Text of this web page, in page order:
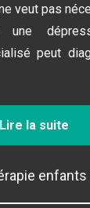
veut pas
peut
Lire la suite
enfants